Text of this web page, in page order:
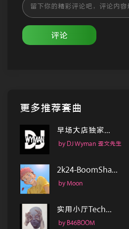
评论
更多推荐套曲
早场大店独家...
by DJ Wyman 歪文先生
2k24-BoomSha...
by Moon
实用小厅Tech...
by B46BOOM